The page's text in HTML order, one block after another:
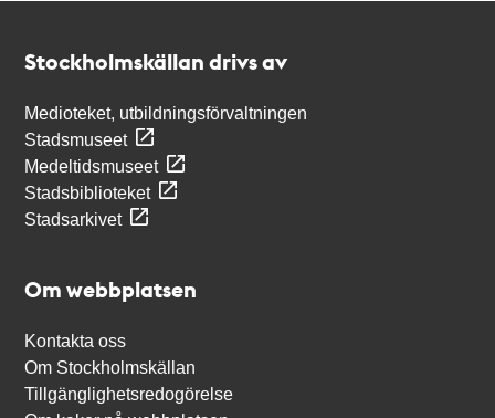
Stockholmskällan drivs av
Medioteket, utbildningsförvaltningen
Stadsmuseet
Medeltidsmuseet
Stadsbiblioteket
Stadsarkivet
Om webbplatsen
Kontakta oss
Om Stockholmskällan
Tillgänglighetsredogörelse